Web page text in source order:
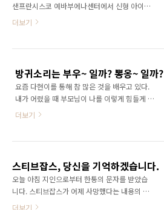
샌프란시스코 예바부에나센터에서 신형 아이패
드 미니와 에어를 선보였다. 두 배의 화질에 더
히 삼성전자와 마이크로소프트를 의식한 마케팅
전략이다. 게다가 안드로이드를 탑재한 저가 태
블릿이 대거 등장하고 있기 때문에 가격 인하는
불가피해 보인다. 하지만 과연 애플의 저가, 혹은
플에게 전환점이 되거나 위기 상황을 겪게 되면
까? 애플의 브랜드 이미지는 스티브잡스가 만들
어 냈다고 해도 과언이 ..
더보기
방귀소리는 부우~ 일까? 뽕옹~ 일까?
요즘 다현이를 통해 참 많은 것을 배우고 있다.
내가 어렸을 때 부모님이 나를 이렇게 힘들게 키
우셨겠구나.. 하는 생각이 가장 크게 든다. 아이
꺼야~ ㅋㅋ 그런데 요즘 다현이를 통해 새로운
사실을 하나 알게 되었다. 바로 방귀소리다. 어느
날 방귀를 뀌었는데 다현이가 '부우~~' 하고 따
라한 것이다. 그런데 공교롭게도 나는 '뽀옹~~'
더보기
스티브잡스, 당신을 기억하겠습니다.
오늘 아침 지인으로부터 한통의 문자를 받았습
니다. 스티브잡스가 어제 사망했다는 내용의 문
자였습니다. 사실 저는 아이폰을 쓰지도 않고 아
더보기